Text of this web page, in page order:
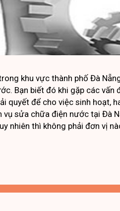
khu vực thành phố Đà
Bạn biết đó khi gặp các vấn
quyết để cho việc sinh hoạt,
sửa chữa điện nước tại Đà
thì không phải đơn vị
về điện nước. Thì hãy liên hệ